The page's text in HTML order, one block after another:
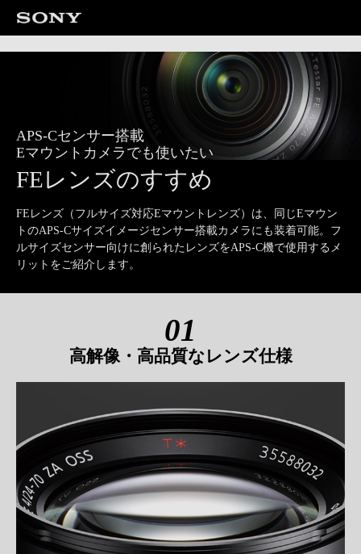
APS-Cセンサー搭載
Eマウントカメラでも使いたい
FEレンズのすすめ
FEレンズ（フルサイズ対応Eマウントレンズ）は、同じEマウン
トのAPS-Cサイズイメージセンサー搭載カメラにも装着可能。 フ
ルサイズセンサー向けに創られたレンズをAPS-C機で使用するメ
リットをご紹介します。
01
高解像・高品質なレンズ仕様